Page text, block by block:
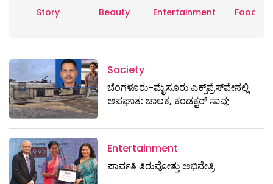
Story Beauty Entertainment Food
Society
ಬೆಂಗಳೂರು-ಮೈಸೂರು ಎಕ್ಸ್​ಪ್ರೆಸ್‌ವೇನಲ್ಲಿ
ಅಪಘಾತ: ಚಾಲಕ, ಕಂಡಕ್ಟರ್ ಸಾವು
Entertainment
ಪಾರ್ವತಿ ತಿರುವೋತ್ತು ಅಭಿನೇತ್ರಿ